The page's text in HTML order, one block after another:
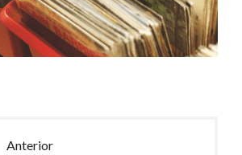
Anterior